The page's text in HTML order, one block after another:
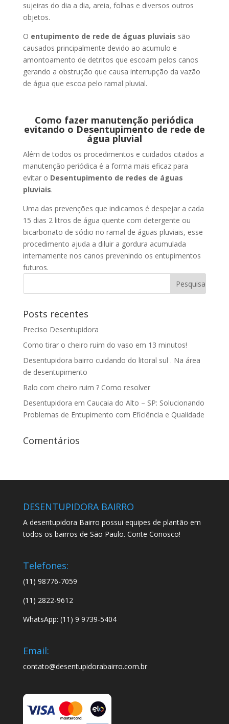
sujeiras do dia a dia, areia, folhas e diversos outros
objetos.
O entupimento de rede de águas pluviais são
causados principalmente devido ao acumulo e
amontoamento de detritos que escoam pelos canos
gerando a obstrução que causa interrupção da vazão
de água que escoa pelo ramal pluvial.
Como fazer manutenção periódica
evitando o Desentupimento de rede de
água pluvial
Além de todos os procedimentos e cuidados citados a
manutenção periódica é a forma mais eficaz para
evitar o Desentupimento de redes de águas
pluviais.
Uma das prevenções que indicamos é despejar a cada
15 dias 2 litros de água quente com detergente ou
bicarbonato de sódio no ramal de águas pluviais, esse
procedimento ajuda a diluir a gordura acumulada
internamente nos canos prevenindo os entupimentos
futuros.
Posts recentes
Preciso Desentupidora
Como tirar o cheiro ruim do vaso em 13 minutos!
Desentupidora bairro cuidando do litoral sul . Na área
de desentupimento
Ralo com cheiro ruim ? Como resolver
Desentupidora em Caucaia do Alto – SP: Solucionando
Problemas de Entupimento com Eficiência e Qualidade
Comentários
DESENTUPIDORA BAIRRO
A desentupidora Bairro possui equipes de plantão em
todos os bairros de São Paulo. Conte Conosco!
Telefones:
(11) 98776-7059
(11) 2822-9612
WhatsApp: (11) 9 9739-5404
Email:
contato@desentupidorabairro.com.br